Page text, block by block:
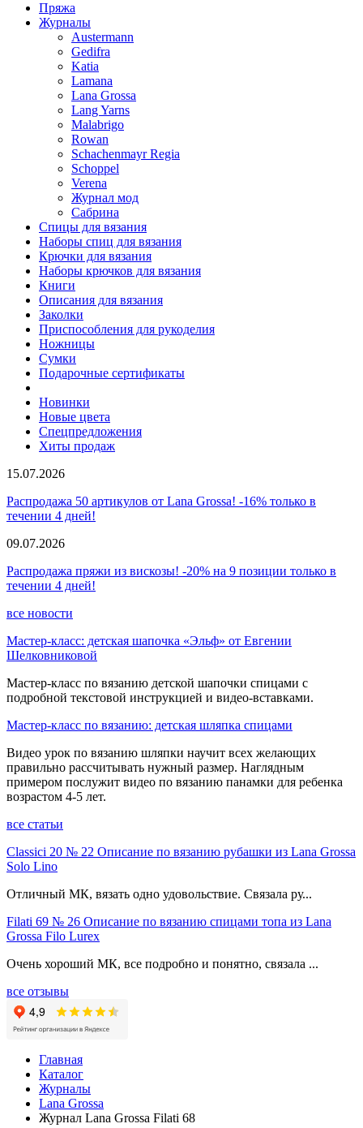
Пряжа
Журналы
Austermann
Gedifra
Katia
Lamana
Lana Grossa
Lang Yarns
Malabrigo
Rowan
Schachenmayr Regia
Schoppel
Verena
Журнал мод
Сабрина
Спицы для вязания
Наборы спиц для вязания
Крючки для вязания
Наборы крючков для вязания
Книги
Описания для вязания
Заколки
Приспособления для рукоделия
Ножницы
Сумки
Подарочные сертификаты
Новинки
Новые цвета
Спецпредложения
Хиты продаж
15.07.2026
Распродажа 50 артикулов от Lana Grossa! -16% только в
течении 4 дней!
09.07.2026
Распродажа пряжи из вискозы! -20% на 9 позиции только в
течении 4 дней!
все новости
Мастер-класс: детская шапочка «Эльф» от Евгении
Шелковниковой
Мастер-класс по вязанию детской шапочки спицами с
подробной текстовой инструкцией и видео-вставками.
Мастер-класс по вязанию: детская шляпка спицами
Видео урок по вязанию шляпки научит всех желающих
правильно рассчитывать нужный размер. Наглядным
примером послужит видео по вязанию панамки для ребенка
возрастом 4-5 лет.
все статьи
Classici 20 № 22 Описание по вязанию рубашки из Lana Grossa
Solo Lino
Отличный МК, вязать одно удовольствие. Связала ру...
Filati 69 № 26 Описание по вязанию спицами топа из Lana
Grossa Filo Lurex
Очень хороший МК, все подробно и понятно, связала ...
все отзывы
Главная
Каталог
Журналы
Lana Grossa
Журнал Lana Grossa Filati 68